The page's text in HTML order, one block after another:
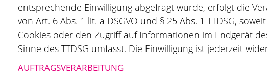
entsprechende Einwilligung abgefragt wurde, erfolgt die
von Art. 6 Abs. 1 lit. a DSGVO und § 25 Abs. 1 TTDSG,
Cookies oder den Zugriff auf Informationen im Endgerät
Sinne des TTDSG umfasst. Die Einwilligung ist jederzeit
AUFTRAGSVERARBEITUNG